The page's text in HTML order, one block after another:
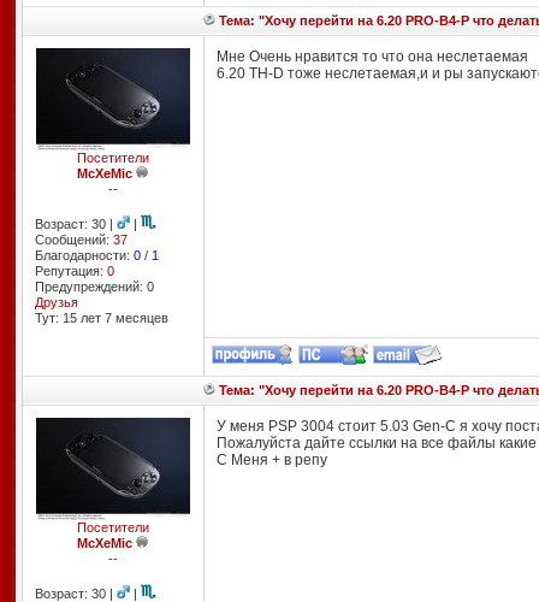
Тема: "Хочу перейти на 6.20 PRO-B4-P что
Посетители
McXeMic
--
Возраст: 30 |
|
Сообщений: 37
Благодарности: 0/ 1
Репутация: 0
Предупреждений: 0
Друзья
Тут: 15 лет 7 месяцев
Мне Очень нравится то что она неслетаемая
6.20 TH-D тоже неслетаемая,и и ры
Тема: "Хочу перейти на 6.20 PRO-B4-P что
Посетители
McXeMic
--
Возраст: 30 | |
У меня PSP 3004 стоит 5.03 Gen-C я хочу
Пожалуйста дайте ссылки на все файлы
С Меня + в репу